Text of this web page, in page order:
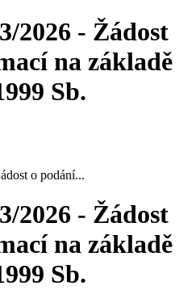
2026 - Žádost
na základě
Sb.
o podání...
2026 - Žádost
na základě
Sb.